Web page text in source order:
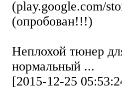
(play.google.com/
(опробован!!!)
Неплохой тюнер
нормальный ...
[2015-12-25